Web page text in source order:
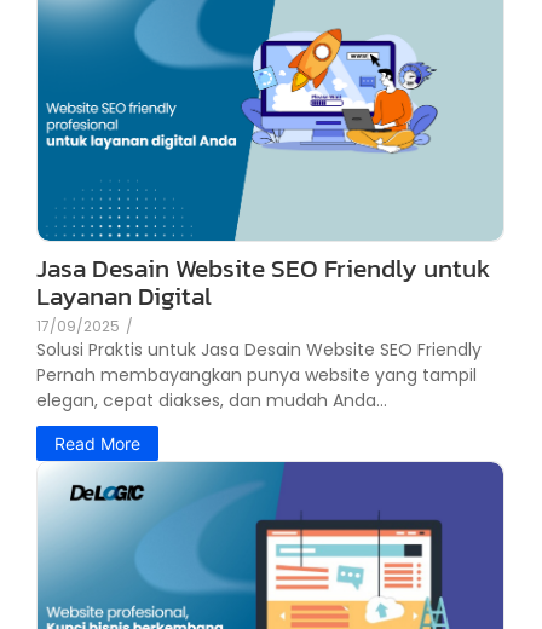
Jasa Desain Website SEO Friendly untuk
Layanan Digital
17/09/2025 /
Solusi Praktis untuk Jasa Desain Website SEO Friendly
Pernah membayangkan punya website yang tampil
elegan, cepat diakses, dan mudah Anda...
Read More